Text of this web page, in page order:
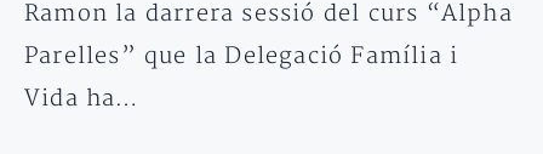
Ramon la darrera sessió del curs “Alpha
Parelles” que la Delegació Família i
Vida ha…